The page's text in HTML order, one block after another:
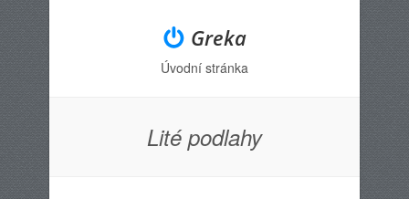
Greka
Skip to contentÚvodní stránka
Lité podlahy